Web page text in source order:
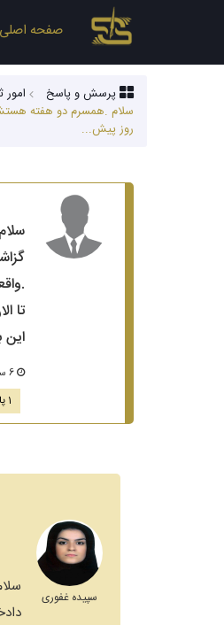
صفحه اصلی
پرسش و پاسخ
امور
روز پیش...
تا
این
6 سال پیش
1 پاسخ
سپیده غفوری